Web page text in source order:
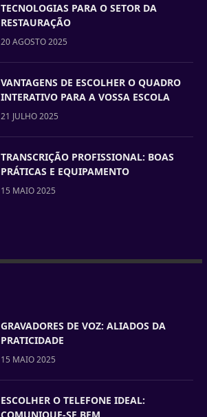
TECNOLOGIAS PARA O SETOR DA
RESTAURAÇÃO
20 AGOSTO 2025
VANTAGENS DE ESCOLHER O QUADRO
INTERATIVO PARA A VOSSA ESCOLA
21 JULHO 2025
TRANSCRIÇÃO PROFISSIONAL: BOAS
PRÁTICAS E EQUIPAMENTO
15 MAIO 2025
GRAVADORES DE VOZ: ALIADOS DA
PRATICIDADE
15 MAIO 2025
ESCOLHER O TELEFONE IDEAL: